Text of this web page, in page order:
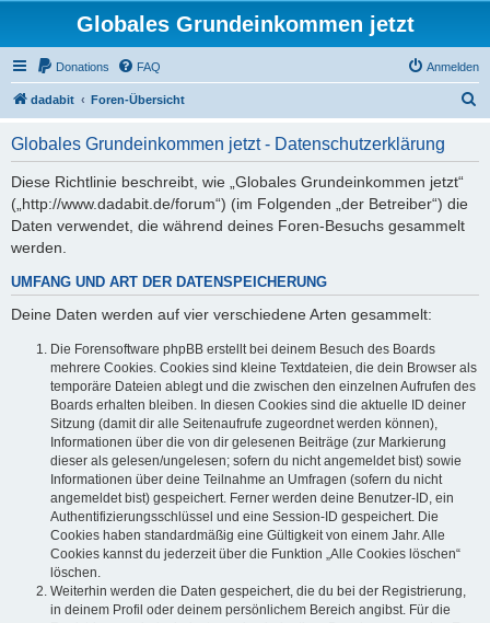
Globales Grundeinkommen jetzt
Donations FAQ Anmelden
dadabit Foren-Übersicht
Globales Grundeinkommen jetzt - Datenschutzerklärung
Diese Richtlinie beschreibt, wie „Globales Grundeinkommen jetzt“
(„http://www.dadabit.de/forum“) (im Folgenden „der Betreiber“) die
Daten verwendet, die während deines Foren-Besuchs gesammelt
werden.
UMFANG UND ART DER DATENSPEICHERUNG
Deine Daten werden auf vier verschiedene Arten gesammelt:
Die Forensoftware phpBB erstellt bei deinem Besuch des Boards
mehrere Cookies. Cookies sind kleine Textdateien, die dein Browser als
temporäre Dateien ablegt und die zwischen den einzelnen Aufrufen des
Boards erhalten bleiben. In diesen Cookies sind die aktuelle ID deiner
Sitzung (damit dir alle Seitenaufrufe zugeordnet werden können),
Informationen über die von dir gelesenen Beiträge (zur Markierung
dieser als gelesen/ungelesen; sofern du nicht angemeldet bist) sowie
Informationen über deine Teilnahme an Umfragen (sofern du nicht
angemeldet bist) gespeichert. Ferner werden deine Benutzer-ID, ein
Authentifizierungsschlüssel und eine Session-ID gespeichert. Die
Cookies haben standardmäßig eine Gültigkeit von einem Jahr. Alle
Cookies kannst du jederzeit über die Funktion „Alle Cookies löschen“
löschen.
Weiterhin werden die Daten gespeichert, die du bei der Registrierung,
in deinem Profil oder deinem persönlichem Bereich angibst. Für die